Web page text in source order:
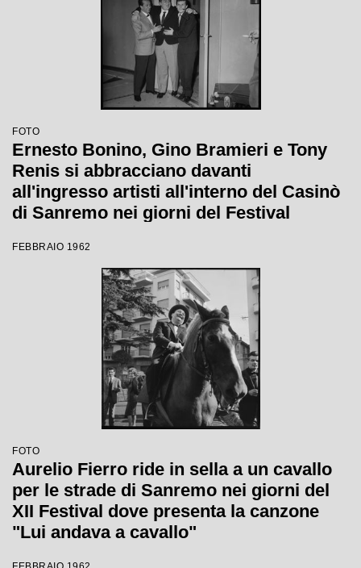
FOTO
Ernesto Bonino, Gino Bramieri e Tony
Renis si abbracciano davanti
all'ingresso artisti all'interno del Casinò
di Sanremo nei giorni del Festival
FEBBRAIO 1962
FOTO
Aurelio Fierro ride in sella a un cavallo
per le strade di Sanremo nei giorni del
XII Festival dove presenta la canzone
"Lui andava a cavallo"